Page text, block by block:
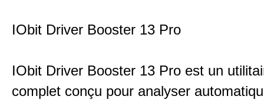
IObit Driver Booster 13 Pro
IObit Driver Booster 13 Pro est un
complet conçu pour analyser